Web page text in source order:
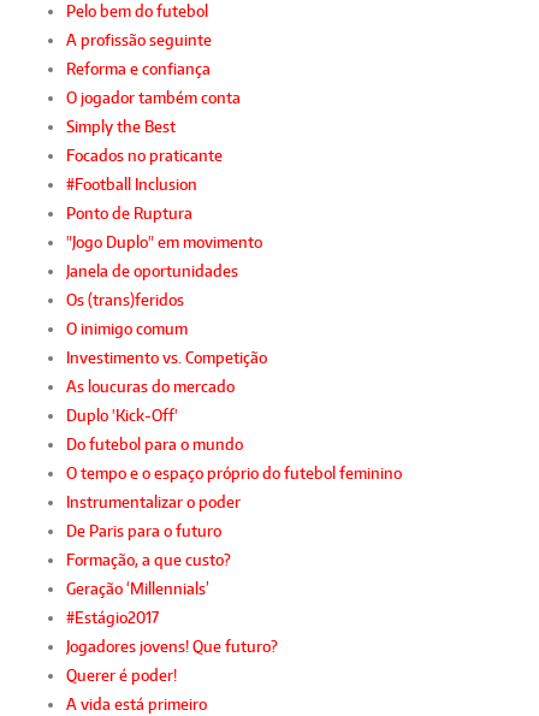
Pelo bem do futebol
A profissão seguinte
Reforma e confiança
O jogador também conta
Simply the Best
Focados no praticante
#Football Inclusion
Ponto de Ruptura
"Jogo Duplo" em movimento
Janela de oportunidades
Os (trans)feridos
O inimigo comum
Investimento vs. Competição
As loucuras do mercado
Duplo 'Kick-Off'
Do futebol para o mundo
O tempo e o espaço próprio do futebol feminino
Instrumentalizar o poder
De Paris para o futuro
Formação, a que custo?
Geração ‘Millennials’
#Estágio2017
Jogadores jovens! Que futuro?
Querer é poder!
A vida está primeiro